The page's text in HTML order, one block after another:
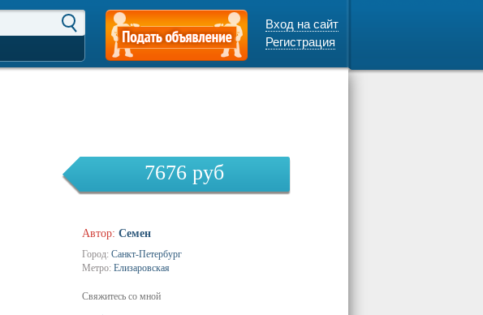
Вход на сайт
Регистрация
7676 руб
Автор: Семен
Город: Санкт-Петербург
Метро: Елизаровская
Свяжитесь со мной